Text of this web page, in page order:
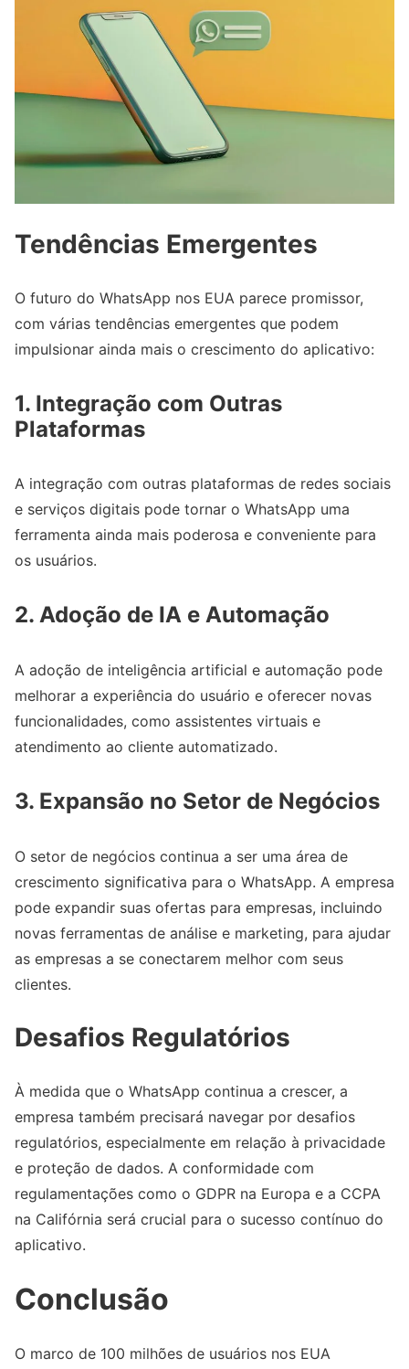
Tendências Emergentes
O futuro do WhatsApp nos EUA parece promissor,
com várias tendências emergentes que podem
impulsionar ainda mais o crescimento do aplicativo:
1. Integração com Outras
Plataformas
A integração com outras plataformas de redes sociais
e serviços digitais pode tornar o WhatsApp uma
ferramenta ainda mais poderosa e conveniente para
os usuários.
2. Adoção de IA e Automação
A adoção de inteligência artificial e automação pode
melhorar a experiência do usuário e oferecer novas
funcionalidades, como assistentes virtuais e
atendimento ao cliente automatizado.
3. Expansão no Setor de Negócios
O setor de negócios continua a ser uma área de
crescimento significativa para o WhatsApp. A empresa
pode expandir suas ofertas para empresas, incluindo
novas ferramentas de análise e marketing, para ajudar
as empresas a se conectarem melhor com seus
clientes.
Desafios Regulatórios
À medida que o WhatsApp continua a crescer, a
empresa também precisará navegar por desafios
regulatórios, especialmente em relação à privacidade
e proteção de dados. A conformidade com
regulamentações como o GDPR na Europa e a CCPA
na Califórnia será crucial para o sucesso contínuo do
aplicativo.
Conclusão
O marco de 100 milhões de usuários nos EUA